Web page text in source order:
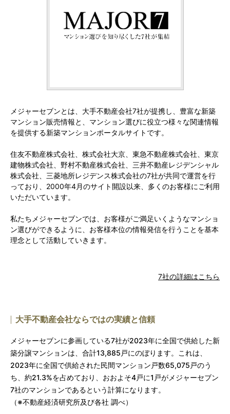
メジャーセブンとは、大手不動産会社7社が提携し、豊富な新築
マンション販売情報と、マンション選びに役立つ様々な関連情報
を提供する新築マンションポータルサイトです。
住友不動産株式会社、株式会社大京、東急不動産株式会社、東京
建物株式会社、野村不動産株式会社、三井不動産レジデンシャル
株式会社、三菱地所レジデンス株式会社の7社が共同で運営を行
っており、2000年4月のサイト開設以来、多くのお客様にご利用
いただいています。
私たちメジャーセブンでは、お客様がご満足いくようなマンショ
ン選びができるように、お客様本位の情報発信を行うことを基本
理念として活動していきます。
7社の詳細はこちら
大手不動産会社ならではの実績と信頼
メジャーセブンに参画している7社が2023年に全国で供給した新
築分譲マンションは、合計13,885戸にのぼります。これは、
2023年に全国で供給された民間マンション戸数65,075戸のう
ち、約21.3%を占めており、おおよそ4戸に1戸がメジャーセブン
7社のマンションであるという計算になります。
（※不動産経済研究所及び各社 調べ）